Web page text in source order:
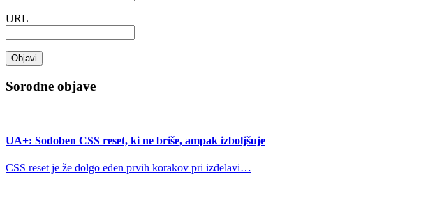
URL
Sorodne objave
UA+: Sodoben CSS reset, ki ne briše, ampak izboljšuje
CSS reset je že dolgo eden prvih korakov pri izdelavi…